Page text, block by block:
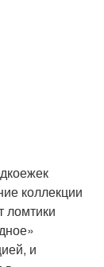
коллекции
ломтики
и